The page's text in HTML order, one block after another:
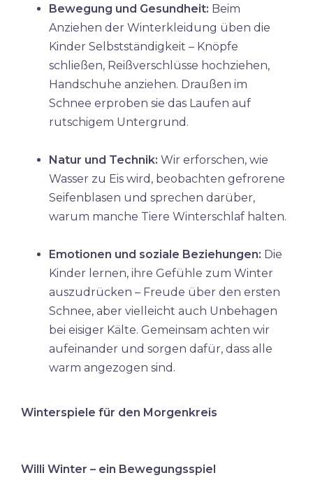
Bewegung und Gesundheit: Beim
Anziehen der Winterkleidung üben die
Kinder Selbstständigkeit – Knöpfe
schließen, Reißverschlüsse hochziehen,
Handschuhe anziehen. Draußen im
Schnee erproben sie das Laufen auf
rutschigem Untergrund.
Natur und Technik: Wir erforschen, wie
Wasser zu Eis wird, beobachten gefrorene
Seifenblasen und sprechen darüber,
warum manche Tiere Winterschlaf halten.
Emotionen und soziale Beziehungen: Die
Kinder lernen, ihre Gefühle zum Winter
auszudrücken – Freude über den ersten
Schnee, aber vielleicht auch Unbehagen
bei eisiger Kälte. Gemeinsam achten wir
aufeinander und sorgen dafür, dass alle
warm angezogen sind.
Winterspiele für den Morgenkreis
Willi Winter – ein Bewegungsspiel